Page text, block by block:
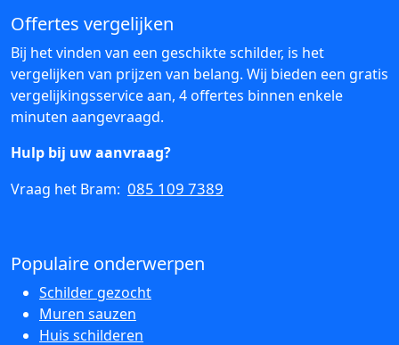
Offertes vergelijken
Bij het vinden van een geschikte schilder, is het
vergelijken van prijzen van belang. Wij bieden een gratis
vergelijkingsservice aan, 4 offertes binnen enkele
minuten aangevraagd.
Hulp bij uw aanvraag?
Vraag het Bram: 085 109 7389
Populaire onderwerpen
Schilder gezocht
Muren sauzen
Huis schilderen